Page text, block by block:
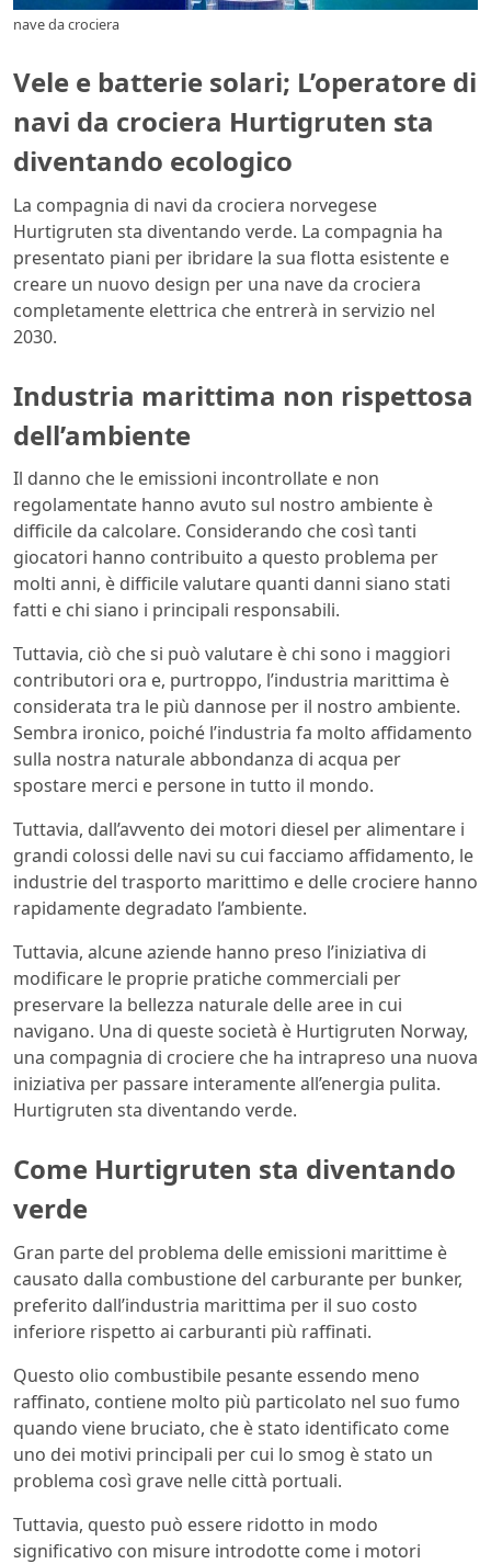
nave da crociera
Vele e batterie solari; L’operatore di
navi da crociera Hurtigruten sta
diventando ecologico
La compagnia di navi da crociera norvegese
Hurtigruten sta diventando verde. La compagnia ha
presentato piani per ibridare la sua flotta esistente e
creare un nuovo design per una nave da crociera
completamente elettrica che entrerà in servizio nel
2030.
Industria marittima non rispettosa
dell’ambiente
Il danno che le emissioni incontrollate e non
regolamentate hanno avuto sul nostro ambiente è
difficile da calcolare. Considerando che così tanti
giocatori hanno contribuito a questo problema per
molti anni, è difficile valutare quanti danni siano stati
fatti e chi siano i principali responsabili.
Tuttavia, ciò che si può valutare è chi sono i maggiori
contributori ora e, purtroppo, l’industria marittima è
considerata tra le più dannose per il nostro ambiente.
Sembra ironico, poiché l’industria fa molto affidamento
sulla nostra naturale abbondanza di acqua per
spostare merci e persone in tutto il mondo.
Tuttavia, dall’avvento dei motori diesel per alimentare i
grandi colossi delle navi su cui facciamo affidamento, le
industrie del trasporto marittimo e delle crociere hanno
rapidamente degradato l’ambiente.
Tuttavia, alcune aziende hanno preso l’iniziativa di
modificare le proprie pratiche commerciali per
preservare la bellezza naturale delle aree in cui
navigano. Una di queste società è Hurtigruten Norway,
una compagnia di crociere che ha intrapreso una nuova
iniziativa per passare interamente all’energia pulita.
Hurtigruten sta diventando verde.
Come Hurtigruten sta diventando
verde
Gran parte del problema delle emissioni marittime è
causato dalla combustione del carburante per bunker,
preferito dall’industria marittima per il suo costo
inferiore rispetto ai carburanti più raffinati.
Questo olio combustibile pesante essendo meno
raffinato, contiene molto più particolato nel suo fumo
quando viene bruciato, che è stato identificato come
uno dei motivi principali per cui lo smog è stato un
problema così grave nelle città portuali.
Tuttavia, questo può essere ridotto in modo
significativo con misure introdotte come i motori